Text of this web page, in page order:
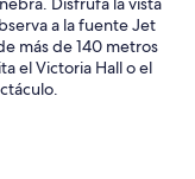
a la fuente Jet
más de 140 metros
el Victoria Hall o el